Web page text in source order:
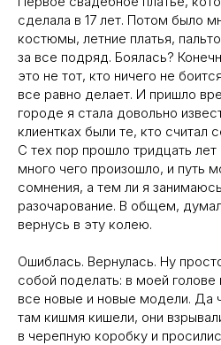
сделала в 17 лет. Потом было
костюмы, летние платья,
за все подряд. Боялась?
это не тот, кто ничего не
все равно делает. И пришло
городе я стала довольно
клиентках были те, кто считал
С тех пор прошло тридцать
много чего произошло, и путь
сомнения, а тем ли я
разочарование. В общем,
вернусь в эту колею.
Ошиблась. Вернулась. Ну
собой поделать: в моей
все новые и новые модели. Да
там кишмя кишели, они
в черепную коробку и